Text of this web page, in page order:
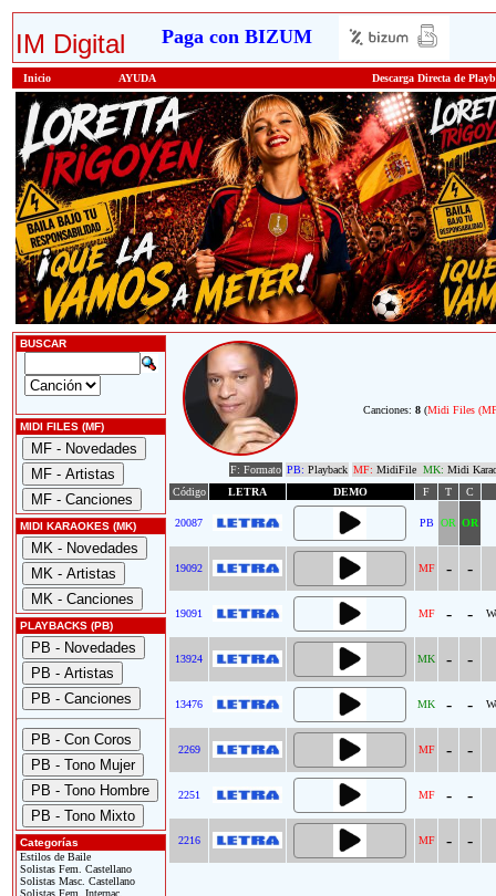
IM Digital Paga con BIZUM
Inicio AYUDA Descarga Directa de
BUSCAR
MIDI FILES (MF)
MIDI KARAOKES (MK)
PLAYBACKS (PB)
Categorías
Estilos de Baile
Solistas Fem. Castellano
Solistas Masc. Castellano
Solistas Fem. Internac.
Canciones: 8 (Midi Files
F: Formato PB: Playback MF: MidiFile MK: Midi
Código
LETRA DEMO F T C
20087 PB OR OR
19092 MF - -
19091 MF - -
13924 MK - -
13476 MK - -
2269 MF - -
2251 MF - -
2216 MF - -